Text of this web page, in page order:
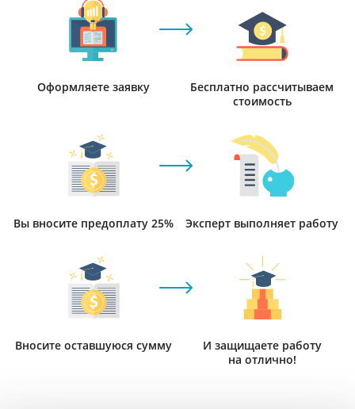
Оформляете заявку
Бесплатно рассчитываем
стоимость
Вы вносите предоплату 25% Эксперт выполняет работу
Вносите оставшуюся сумму
И защищаете работу
на отлично!